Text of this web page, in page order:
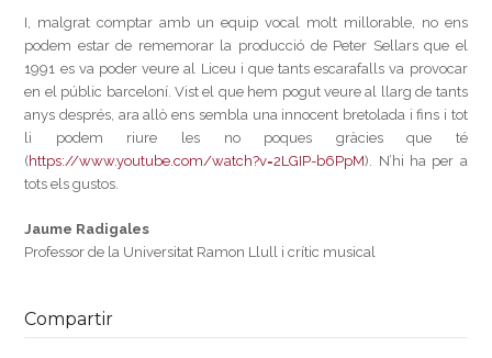
I, malgrat comptar amb un equip vocal molt millorable, no ens
podem estar de rememorar la producció de Peter Sellars que el
1991 es va poder veure al Liceu i que tants escarafalls va provocar
en el públic barceloní. Vist el que hem pogut veure al llarg de tants
anys després, ara allò ens sembla una innocent bretolada i fins i tot
li podem riure les no poques gràcies que té
(https://www.youtube.com/watch?v=2LGIP-b6PpM). N’hi ha per a
tots els gustos.
Jaume Radigales
Professor de la Universitat Ramon Llull i crític musical
Compartir